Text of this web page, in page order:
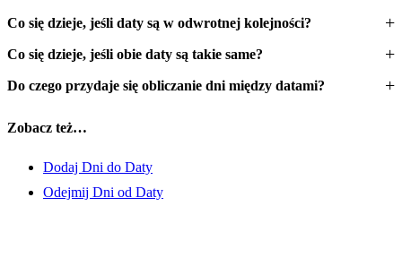
Co się dzieje, jeśli daty są w odwrotnej kolejności?
Co się dzieje, jeśli obie daty są takie same?
Do czego przydaje się obliczanie dni między datami?
Zobacz też…
Dodaj Dni do Daty
Odejmij Dni od Daty